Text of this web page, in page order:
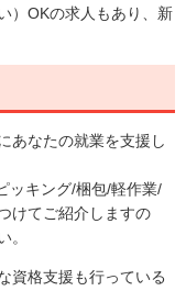
）OKの求人もあり、新
あなたの就業を支援し
ッキング/梱包/軽作業/
けてご紹介しますの
。
資格支援も行っている